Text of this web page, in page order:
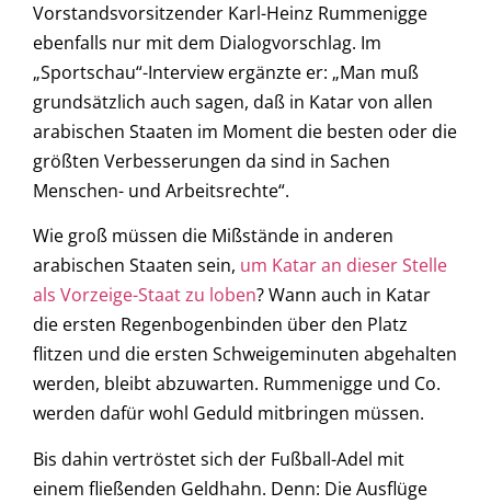
Vorstandsvorsitzender Karl-Heinz Rummenigge
ebenfalls nur mit dem Dialogvorschlag. Im
„Sportschau“-Interview ergänzte er: „Man muß
grundsätzlich auch sagen, daß in Katar von allen
arabischen Staaten im Moment die besten oder die
größten Verbesserungen da sind in Sachen
Menschen- und Arbeitsrechte“.
Wie groß müssen die Mißstände in anderen
arabischen Staaten sein, um Katar an dieser Stelle
als Vorzeige-Staat zu loben? Wann auch in Katar
die ersten Regenbogenbinden über den Platz
flitzen und die ersten Schweigeminuten abgehalten
werden, bleibt abzuwarten. Rummenigge und Co.
werden dafür wohl Geduld mitbringen müssen.
Bis dahin vertröstet sich der Fußball-Adel mit
einem fließenden Geldhahn. Denn: Die Ausflüge